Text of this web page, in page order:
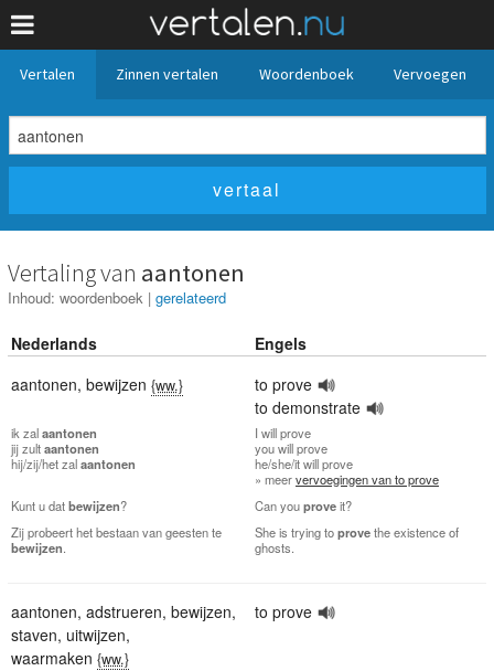
Vertalen Zinnen vertalen Woordenboek Vervoegen
Vertaling van aantonen
Inhoud: woordenboek | gerelateerd
Nederlands
Engels
aantonen, bewijzen {ww.}
to prove
to demonstrate
ik zalaantonen
jijzultaantonen
hij/zij/hetzalaantonen
I will prove
youwill prove
he/she/itwill prove
» meervervoegingen van to prove
Kunt u datbewijzen? Can youproveit?
Zij probeert het bestaan van geesten te
bewijzen
She is trying toprovethe existence of
ghosts.
aantonen, adstrueren, bewijzen,
staven, uitwijzen,
waarmaken {ww.}
to prove